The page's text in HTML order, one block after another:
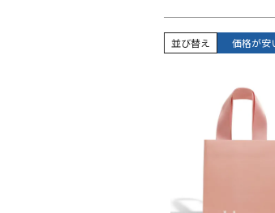
並び替え 価格が安